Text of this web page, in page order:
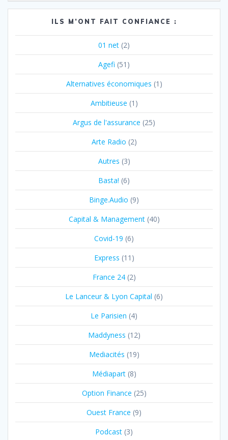
ILS M’ONT FAIT CONFIANCE :
01 net (2)
Agefi (51)
Alternatives économiques (1)
Ambitieuse (1)
Argus de l'assurance (25)
Arte Radio (2)
Autres (3)
Basta! (6)
Binge.Audio (9)
Capital & Management(40)
Covid-19 (6)
Express (11)
France 24(2)
Le Lanceur & Lyon Capital (6)
Le Parisien (4)
Maddyness (12)
Mediacités (19)
Médiapart(8)
Option Finance (25)
Ouest France (9)
Podcast (3)